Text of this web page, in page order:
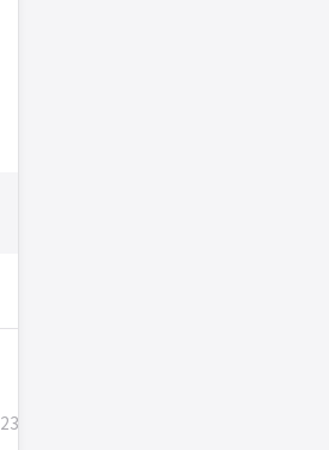
234m